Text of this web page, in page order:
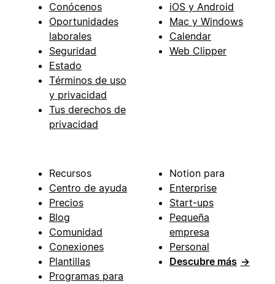
Conócenos
Oportunidades
laborales
Seguridad
Estado
Términos de uso
y privacidad
Tus derechos de
privacidad
iOS y Android
Mac y Windows
Calendar
Web Clipper
Recursos
Centro de ayuda
Precios
Blog
Comunidad
Conexiones
Plantillas
Programas para
Notion para
Enterprise
Start-ups
Pequeña
empresa
Personal
Descubre más →